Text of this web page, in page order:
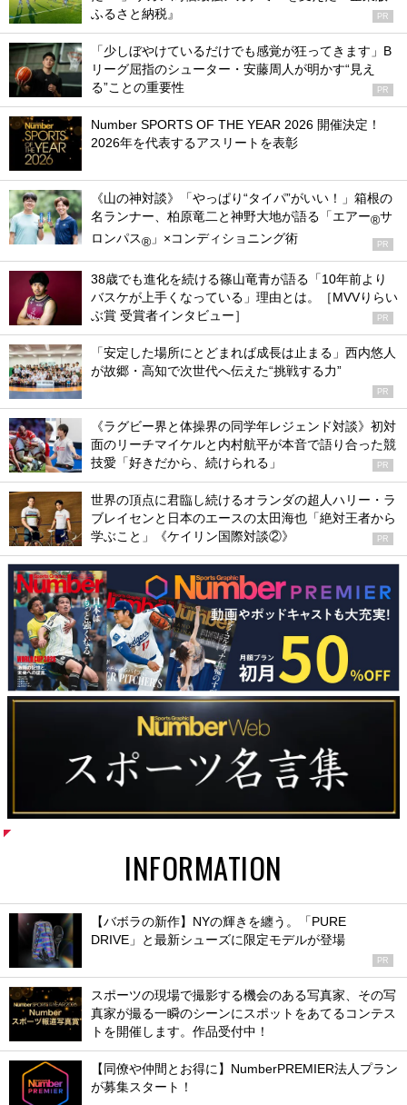
ふるさと納税』
PR
「少しぼやけているだけでも感覚が狂ってきます」B
リーグ屈指のシューター・安藤周人が明かす“見え
る”ことの重要性
PR
Number SPORTS OF THE YEAR 2026 開催決定！
2026年を代表するアスリートを表彰
《山の神対談》「やっぱり“タイパ”がいい！」箱根の
名ランナー、柏原竜二と神野大地が語る「エアー®サ
ロンパス® 」×コンディショニング術 PR
38歳でも進化を続ける篠山竜青が語る「10年前より
バスケが上手くなっている」理由とは。［MVVりらい
ぶ賞 受賞者インタビュー］
PR
「安定した場所にとどまれば成長は止まる」西内悠人
が故郷・高知で次世代へ伝えた“挑戦する力”
PR
《ラグビー界と体操界の同学年レジェンド対談》初対
面のリーチマイケルと内村航平が本音で語り合った競
技愛「好きだから、続けられる」
PR
世界の頂点に君臨し続けるオランダの超人ハリー・ラ
ブレイセンと日本のエースの太田海也「絶対王者から
学ぶこと」《ケイリン国際対談②》
PR
INFORMATION
【バボラの新作】NYの輝きを纏う。「PURE
DRIVE」と最新シューズに限定モデルが登場
PR
スポーツの現場で撮影する機会のある写真家、その写
真家が撮る一瞬のシーンにスポットをあてるコンテス
トを開催します。作品受付中！
【同僚や仲間とお得に】NumberPREMIER法人プラン
が募集スタート！